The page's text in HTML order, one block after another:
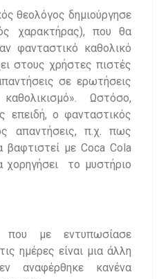
θεολόγος δημιούργησε
χαρακτήρας), που θα
φανταστικό καθολικό
στους χρήστες πιστές
σε ερωτήσεις
Ωστόσο,
επειδή, ο φανταστικός
απαντήσεις, π.χ. πως
βαφτιστεί με Coca Cola
χορηγήσει το μυστήριο
με εντυπωσίασε
ημέρες είναι μια άλλη
αναφέρθηκε κανένα